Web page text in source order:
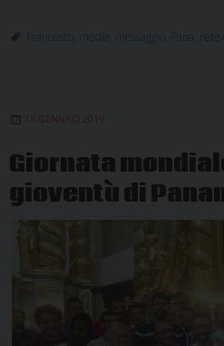
Francesco media messaggio Papa rete
15 GENNAIO 2019
Giornata
gioventù di